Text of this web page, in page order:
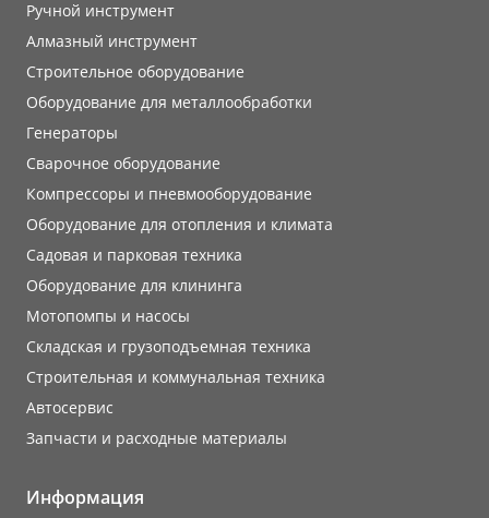
Ручной инструмент
Алмазный инструмент
Строительное оборудование
Оборудование для металлообработки
Генераторы
Сварочное оборудование
Компрессоры и пневмооборудование
Оборудование для отопления и климата
Садовая и парковая техника
Оборудование для клининга
Мотопомпы и насосы
Складская и грузоподъемная техника
Строительная и коммунальная техника
Автосервис
Запчасти и расходные материалы
Информация